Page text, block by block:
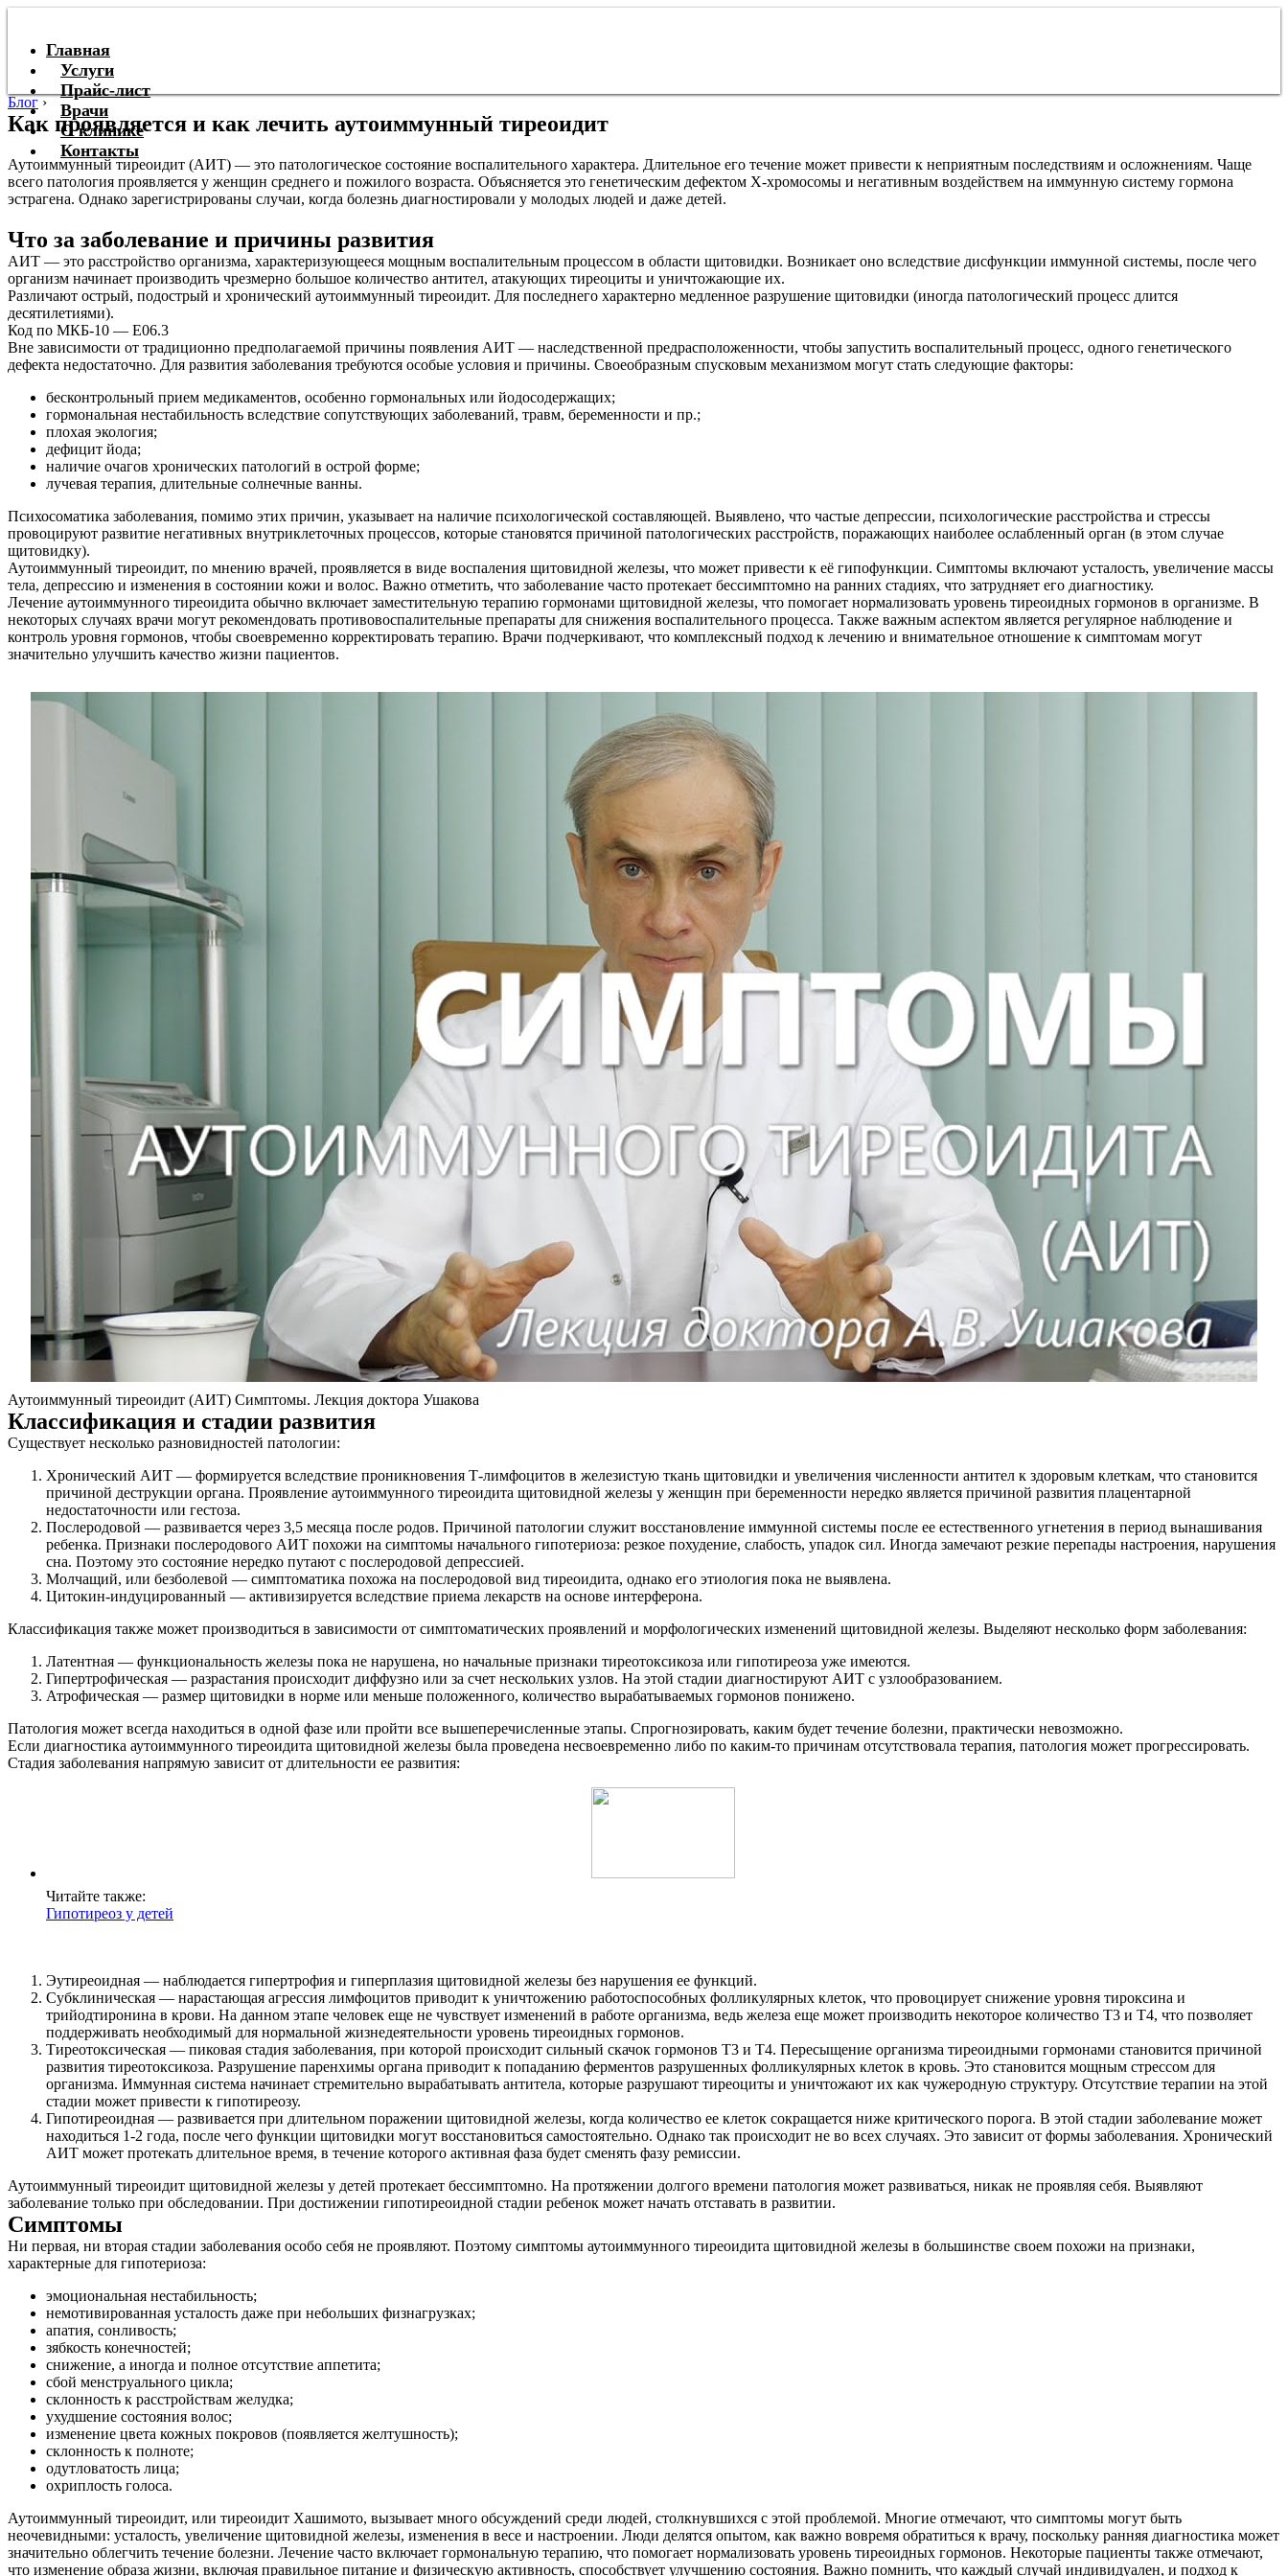
Главная
Услуги
Прайс-лист
Врачи
О клинике
Контакты
Блог ›
Как проявляется и как лечить аутоиммунный тиреоидит
Аутоиммунный тиреоидит (АИТ) — это патологическое состояние воспалительного характера. Длительное его течение может привести к неприятным последствиям и осложнениям. Чаще
всего патология проявляется у женщин среднего и пожилого возраста. Объясняется это генетическим дефектом Х-хромосомы и негативным воздействем на иммунную систему гормона
эстрагена. Однако зарегистрированы случаи, когда болезнь диагностировали у молодых людей и даже детей.
Что за заболевание и причины развития
АИТ — это расстройство организма, характеризующееся мощным воспалительным процессом в области щитовидки. Возникает оно вследствие дисфункции иммунной системы, после чего
организм начинает производить чрезмерно большое количество антител, атакующих тиреоциты и уничтожающие их.
Различают острый, подострый и хронический аутоиммунный тиреоидит. Для последнего характерно медленное разрушение щитовидки (иногда патологический процесс длится
десятилетиями).
Код по МКБ-10 — Е06.3
Вне зависимости от традиционно предполагаемой причины появления АИТ — наследственной предрасположенности, чтобы запустить воспалительный процесс, одного генетического
дефекта недостаточно. Для развития заболевания требуются особые условия и причины. Своеобразным спусковым механизмом могут стать следующие факторы:
бесконтрольный прием медикаментов, особенно гормональных или йодосодержащих;
гормональная нестабильность вследствие сопутствующих заболеваний, травм, беременности и пр.;
плохая экология;
дефицит йода;
наличие очагов хронических патологий в острой форме;
лучевая терапия, длительные солнечные ванны.
Психосоматика заболевания, помимо этих причин, указывает на наличие психологической составляющей. Выявлено, что частые депрессии, психологические расстройства и стрессы
провоцируют развитие негативных внутриклеточных процессов, которые становятся причиной патологических расстройств, поражающих наиболее ослабленный орган (в этом случае
щитовидку).
Аутоиммунный тиреоидит, по мнению врачей, проявляется в виде воспаления щитовидной железы, что может привести к её гипофункции. Симптомы включают усталость, увеличение массы
тела, депрессию и изменения в состоянии кожи и волос. Важно отметить, что заболевание часто протекает бессимптомно на ранних стадиях, что затрудняет его диагностику.
Лечение аутоиммунного тиреоидита обычно включает заместительную терапию гормонами щитовидной железы, что помогает нормализовать уровень тиреоидных гормонов в организме. В
некоторых случаях врачи могут рекомендовать противовоспалительные препараты для снижения воспалительного процесса. Также важным аспектом является регулярное наблюдение и
контроль уровня гормонов, чтобы своевременно корректировать терапию. Врачи подчеркивают, что комплексный подход к лечению и внимательное отношение к симптомам могут
значительно улучшить качество жизни пациентов.
Аутоиммунный тиреоидит (АИТ) Симптомы. Лекция доктора Ушакова
Классификация и стадии развития
Существует несколько разновидностей патологии:
Хронический АИТ — формируется вследствие проникновения Т-лимфоцитов в железистую ткань щитовидки и увеличения численности антител к здоровым клеткам, что становится
причиной деструкции органа. Проявление аутоиммунного тиреоидита щитовидной железы у женщин при беременности нередко является причиной развития плацентарной
недостаточности или гестоза.
Послеродовой — развивается через 3,5 месяца после родов. Причиной патологии служит восстановление иммунной системы после ее естественного угнетения в период вынашивания
ребенка. Признаки послеродового АИТ похожи на симптомы начального гипотериоза: резкое похудение, слабость, упадок сил. Иногда замечают резкие перепады настроения, нарушения
сна. Поэтому это состояние нередко путают с послеродовой депрессией.
Молчащий, или безболевой — симптоматика похожа на послеродовой вид тиреоидита, однако его этиология пока не выявлена.
Цитокин-индуцированный — активизируется вследствие приема лекарств на основе интерферона.
Классификация также может производиться в зависимости от симптоматических проявлений и морфологических изменений щитовидной железы. Выделяют несколько форм заболевания:
Латентная — функциональность железы пока не нарушена, но начальные признаки тиреотоксикоза или гипотиреоза уже имеются.
Гипертрофическая — разрастания происходит диффузно или за счет нескольких узлов. На этой стадии диагностируют АИТ с узлообразованием.
Атрофическая — размер щитовидки в норме или меньше положенного, количество вырабатываемых гормонов понижено.
Патология может всегда находиться в одной фазе или пройти все вышеперечисленные этапы. Спрогнозировать, каким будет течение болезни, практически невозможно.
Если диагностика аутоиммунного тиреоидита щитовидной железы была проведена несвоевременно либо по каким-то причинам отсутствовала терапия, патология может прогрессировать.
Стадия заболевания напрямую зависит от длительности ее развития:
Читайте также:
Гипотиреоз у детей
Эутиреоидная — наблюдается гипертрофия и гиперплазия щитовидной железы без нарушения ее функций.
Субклиническая — нарастающая агрессия лимфоцитов приводит к уничтожению работоспособных фолликулярных клеток, что провоцирует снижение уровня тироксина и
трийодтиронина в крови. На данном этапе человек еще не чувствует изменений в работе организма, ведь железа еще может производить некоторое количество Т3 и Т4, что позволяет
поддерживать необходимый для нормальной жизнедеятельности уровень тиреоидных гормонов.
Тиреотоксическая — пиковая стадия заболевания, при которой происходит сильный скачок гормонов Т3 и Т4. Пересыщение организма тиреоидными гормонами становится причиной
развития тиреотоксикоза. Разрушение паренхимы органа приводит к попаданию ферментов разрушенных фолликулярных клеток в кровь. Это становится мощным стрессом для
организма. Иммунная система начинает стремительно вырабатывать антитела, которые разрушают тиреоциты и уничтожают их как чужеродную структуру. Отсутствие терапии на этой
стадии может привести к гипотиреозу.
Гипотиреоидная — развивается при длительном поражении щитовидной железы, когда количество ее клеток сокращается ниже критического порога. В этой стадии заболевание может
находиться 1-2 года, после чего функции щитовидки могут восстановиться самостоятельно. Однако так происходит не во всех случаях. Это зависит от формы заболевания. Хронический
АИТ может протекать длительное время, в течение которого активная фаза будет сменять фазу ремиссии.
Аутоиммунный тиреоидит щитовидной железы у детей протекает бессимптомно. На протяжении долгого времени патология может развиваться, никак не проявляя себя. Выявляют
заболевание только при обследовании. При достижении гипотиреоидной стадии ребенок может начать отставать в развитии.
Симптомы
Ни первая, ни вторая стадии заболевания особо себя не проявляют. Поэтому симптомы аутоиммунного тиреоидита щитовидной железы в большинстве своем похожи на признаки,
характерные для гипотериоза:
эмоциональная нестабильность;
немотивированная усталость даже при небольших физнагрузках;
апатия, сонливость;
зябкость конечностей;
снижение, а иногда и полное отсутствие аппетита;
сбой менструального цикла;
склонность к расстройствам желудка;
ухудшение состояния волос;
изменение цвета кожных покровов (появляется желтушность);
склонность к полноте;
одутловатость лица;
охриплость голоса.
Аутоиммунный тиреоидит, или тиреоидит Хашимото, вызывает много обсуждений среди людей, столкнувшихся с этой проблемой. Многие отмечают, что симптомы могут быть
неочевидными: усталость, увеличение щитовидной железы, изменения в весе и настроении. Люди делятся опытом, как важно вовремя обратиться к врачу, поскольку ранняя диагностика может
значительно облегчить течение болезни. Лечение часто включает гормональную терапию, что помогает нормализовать уровень тиреоидных гормонов. Некоторые пациенты также отмечают,
что изменение образа жизни, включая правильное питание и физическую активность, способствует улучшению состояния. Важно помнить, что каждый случай индивидуален, и подход к